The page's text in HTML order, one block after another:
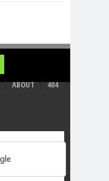
ABOUT 404